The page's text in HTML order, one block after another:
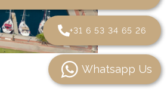
+31 6 53 34 65 26
Whatsapp Us